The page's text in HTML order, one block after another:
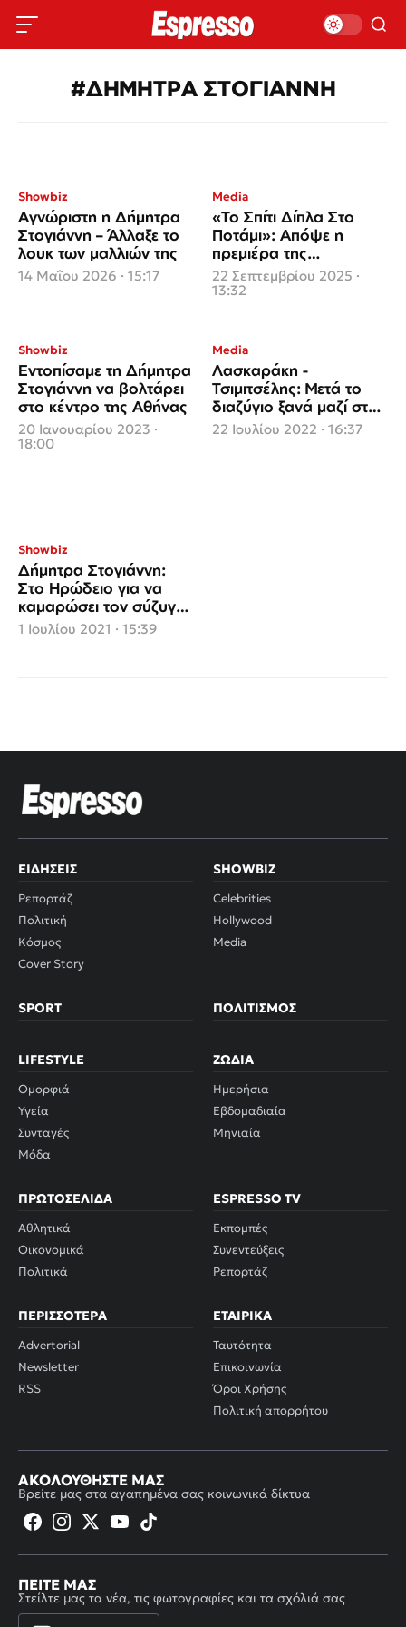
#ΔΗΜΗΤΡΑ ΣΤΟΓΙΑΝΝΗ
Showbiz
Αγνώριστη η Δήμητρα
Στογιάννη – Άλλαξε το
λουκ των μαλλιών της
14 Μαΐου 2026 · 15:17
Media
«Το Σπίτι Δίπλα Στο
Ποτάμι»: Απόψε η
πρεμιέρα της
πολυαναμενόμενης
σειράς
22 Σεπτεμβρίου 2025 ·
13:32
Showbiz
Εντοπίσαμε τη Δήμητρα
Στογιάννη να βολτάρει
στο κέντρο της Αθήνας
20 Ιανουαρίου 2023 ·
18:00
Media
Λασκαράκη -
Τσιμιτσέλης: Μετά το
διαζύγιο ξανά μαζί στην
τηλεόραση
22 Ιουλίου 2022 · 16:37
Showbiz
Δήμητρα Στογιάννη:
Στο Ηρώδειο για να
καμαρώσει τον σύζυγό
της (φωτο)
1 Ιουλίου 2021 · 15:39
ΕΙΔΉΣΕΙΣ
Ρεπορτάζ
Πολιτική
Κόσμος
Cover Story
SHOWBIZ
Celebrities
Hollywood
Media
SPORT ΠΟΛΙΤΙΣΜΌΣ
LIFESTYLE
Ομορφιά
Υγεία
Συνταγές
Μόδα
ΖΏΔΙΑ
Ημερήσια
Εβδομαδιαία
Μηνιαία
ΠΡΩΤΟΣΈΛΙΔΑ
Αθλητικά
Οικονομικά
Πολιτικά
ESPRESSO TV
Εκπομπές
Συνεντεύξεις
Ρεπορτάζ
ΠΕΡΙΣΣΌΤΕΡΑ
Advertorial
Newsletter
RSS
ΕΤΑΙΡΙΚΆ
Ταυτότητα
Επικοινωνία
Όροι Χρήσης
Πολιτική απορρήτου
ΑΚΟΛΟΥΘΉΣΤΕ ΜΑΣ
Βρείτε μας στα αγαπημένα σας κοινωνικά δίκτυα
ΠΕΊΤΕ ΜΑΣ
Στείλτε μας τα νέα, τις φωτογραφίες και τα σχόλιά σας